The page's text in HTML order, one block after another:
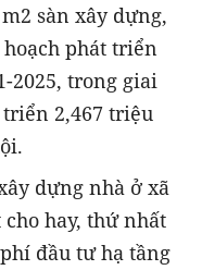
sàn xây dựng,
hoạch phát triển
2025, trong giai
2,467 triệu
dựng nhà ở xã
hay, thứ nhất
đầu tư hạ tầng